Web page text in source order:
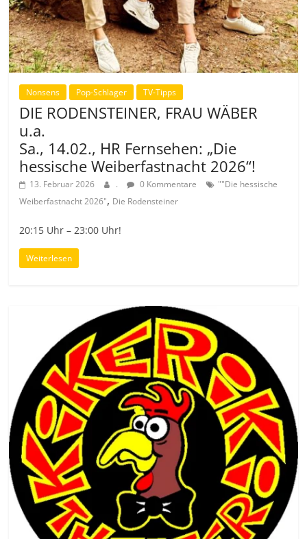
Nonsens Pop-Schlager TV-Tipps
DIE RODENSTEINER, FRAU WÄBER
u.a.
Sa., 14.02., HR Fernsehen: „Die
hessische Weiberfastnacht 2026“!
13. Februar 2026 . 0 Kommentare
""Die hessische
Weiberfastnacht 2026", Die Rodensteiner
20:15 Uhr – 23:00 Uhr!
Weiterlesen